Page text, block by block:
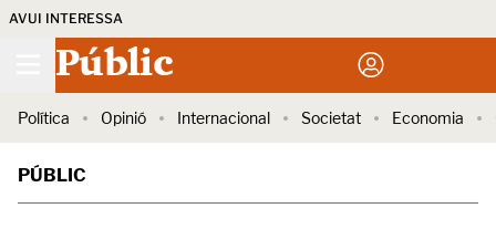
AVUI INTERESSA
Públic
Política Opinió Internacional Societat Economia
PÚBLIC